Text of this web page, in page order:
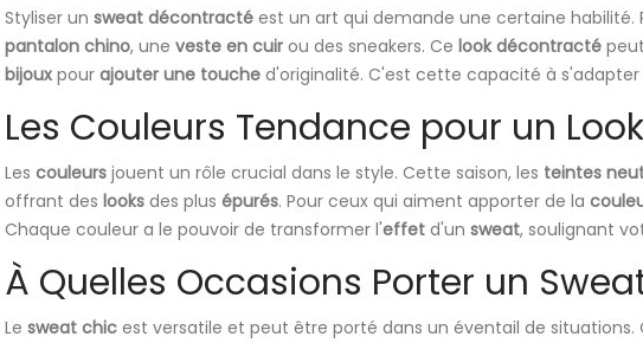
Styliser un sweat décontractéest un art qui demande une certaine habilité.
pantalon chino, une veste en cuirou des sneakers. Ce look décontracté
bijouxpour ajouter une touched'originalité. C'est cette capacité à
Les Couleurs Tendance pour un
Les couleursjouent un rôle crucial dans le style. Cette saison, les teintes
offrant des looksdes plus épurés. Pour ceux qui aiment apporter de la
Chaque couleur a le pouvoir de transformer l'effetd'un sweat, soulignant
À Quelles Occasions Porter un
Le sweat chicest versatile et peut être porté dans un éventail de situations.